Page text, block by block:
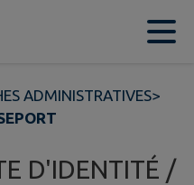
ADMINISTRATIVES>
D'IDENTITÉ /